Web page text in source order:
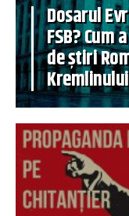
Dosarul
FSB? Cum
de știri
Kremlinului